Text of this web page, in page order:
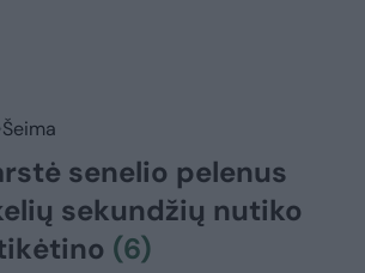
Šeima
senelio pelenus
sekundžių nutiko
(6)